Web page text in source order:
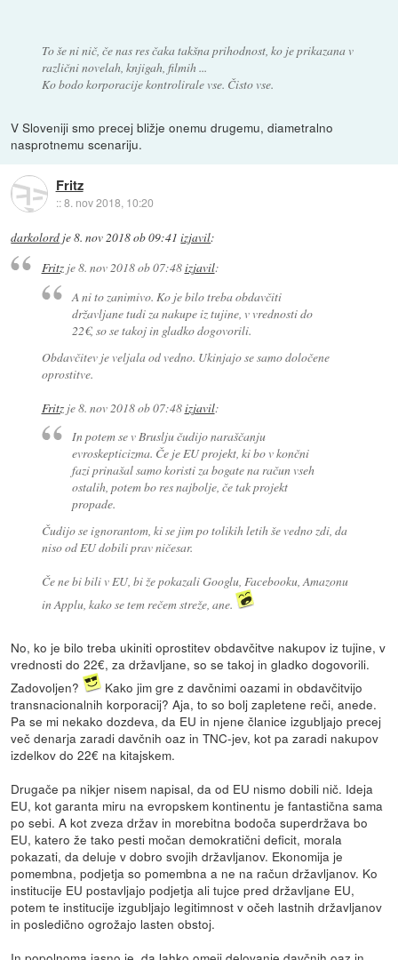
To še ni nič, če nas res čaka takšna prihodnost, ko je prikazana v
različni novelah, knjigah, filmih ...
Ko bodo korporacije kontrolirale vse. Čisto vse.
V Sloveniji smo precej bližje onemu drugemu, diametralno
nasprotnemu scenariju.
Fritz
::8. nov 2018, 10:20
darkolord je8. nov 2018 ob 09:41 izjavil:
Fritzje8. nov 2018 ob 07:48izjavil:
A ni to zanimivo. Ko je bilo treba obdavčiti
državljane tudi za nakupe iz tujine, v vrednosti do
22€, so se takoj in gladko dogovorili.
Obdavčitev je veljala od vedno. Ukinjajo se samo določene
oprostitve.
Fritzje8. nov 2018 ob 07:48izjavil:
In potem se v Bruslju čudijo naraščanju
evroskepticizma. Če je EU projekt, ki bo v končni
fazi prinašal samo koristi za bogate na račun vseh
ostalih, potem bo res najbolje, če tak projekt
propade.
Čudijo se ignorantom, ki se jim po tolikih letih še vedno zdi, da
niso od EU dobili prav ničesar.
Če ne bi bili v EU, bi že pokazali Googlu, Facebooku, Amazonu
in Applu, kako se tem rečem streže, ane.
No, ko je bilo treba ukiniti oprostitev obdavčitve nakupov iz tujine, v
vrednosti do 22€, za državljane, so se takoj in gladko dogovorili.
Zadovoljen?
Kako jim gre z davčnimi oazami in obdavčitvijo
transnacionalnih korporacij? Aja, to so bolj zapletene reči, anede.
Pa se mi nekako dozdeva, da EU in njene članice izgubljajo precej
več denarja zaradi davčnih oaz in TNC-jev, kot pa zaradi nakupov
izdelkov do 22€ na kitajskem.
Drugače pa nikjer nisem napisal, da od EU nismo dobili nič. Ideja
EU, kot garanta miru na evropskem kontinentu je fantastična sama
po sebi. A kot zveza držav in morebitna bodoča superdržava bo
EU, katero že tako pesti močan demokratični deficit, morala
pokazati, da deluje v dobro svojih državljanov. Ekonomija je
pomembna, podjetja so pomembna a ne na račun državljanov. Ko
institucije EU postavljajo podjetja ali tujce pred državljane EU,
potem te institucije izgubljajo legitimnost v očeh lastnih državljanov
in posledično ogrožajo lasten obstoj.